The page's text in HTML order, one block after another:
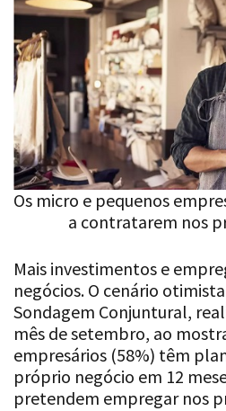
Os micro e pequenos
a contratarem nos
Mais investimentos e
negócios. O cenário
Sondagem Conjuntural,
mês de setembro, ao
empresários (58%) têm
próprio negócio em 12
pretendem empregar nos